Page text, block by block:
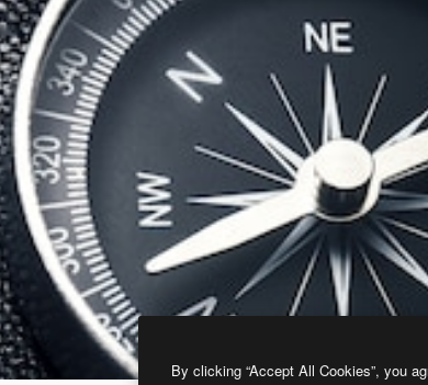
By clicking “Accept All Cookies”, you